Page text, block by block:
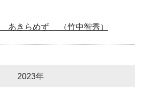
あきらめず （竹中智秀）
2023年